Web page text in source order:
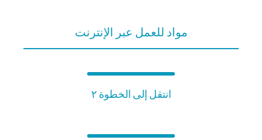
مواد للعمل عبر الإنترنت
انتقل إلى الخطوة ٢